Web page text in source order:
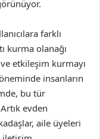
farklı
kurma olanağı
etkileşim kurmayı
insanların
bu tür
evden
aile üyeleri